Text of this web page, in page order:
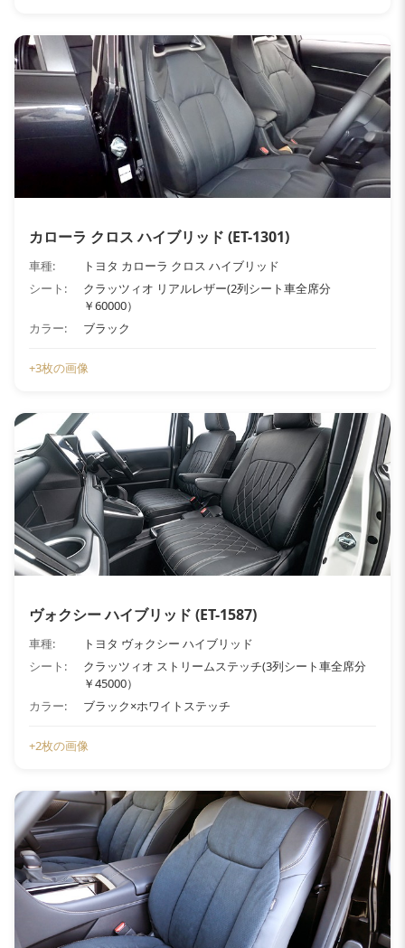
カローラ クロス ハイブリッド (ET-1301)
車種:
トヨタ カローラ クロス ハイブリッド
シート:
クラッツィオ リアルレザー(2列シート車全席分
￥60000）
カラー:
ブラック
+3枚の画像
ヴォクシー ハイブリッド (ET-1587)
車種:
トヨタ ヴォクシー ハイブリッド
シート:
クラッツィオ ストリームステッチ(3列シート車全席分
￥45000）
カラー:
ブラック×ホワイトステッチ
+2枚の画像